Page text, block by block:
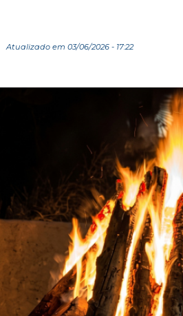
Atualizado em 03/06/2026 - 17:22